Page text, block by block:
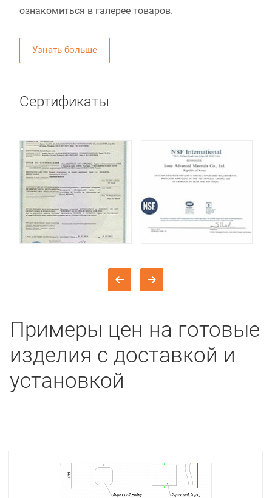
ознакомиться в галерее товаров.
Узнать больше
Сертификаты
Примеры цен на готовые
изделия с доставкой и
установкой